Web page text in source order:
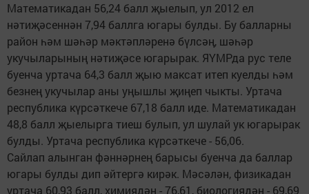
Математикадан 56,24 балл җыелып, ул 2012 ел
нәтиҗәсеннән 7,94 баллга югары булды. Бу балларны
район һәм шәһәр мәктәпләренә бүлсәң, шәһәр
укучыларының нәтиҗәсе югарырак. ЯҮМРда рус теле
буенча уртача 64,3 балл җыю максат итеп куелды һәм
безнең укучылар аны уңышлы җиңеп чыкты. Уртача
республика күрсәткече 67,18 балл иде. Математикадан
48,8 балл җыелырга тиеш булып, ул шулай ук югарырак
булды. Уртача республика күрсәткече - 56,06.
Сайлап алынган фәннәрнең барысы буенча да баллар
югары булды дип әйтергә кирәк. Мәсәлән, физикадан
уртача 60,93 балл, химиядән - 76,61, биологиядән - 69,69